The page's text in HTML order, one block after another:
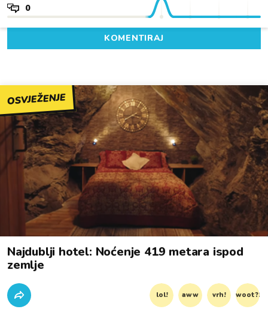
0
KOMENTIRAJ
OSVJEŽENJE
Najdublji hotel: Noćenje 419 metara ispod
zemlje
lol! aww vrh! woot?!